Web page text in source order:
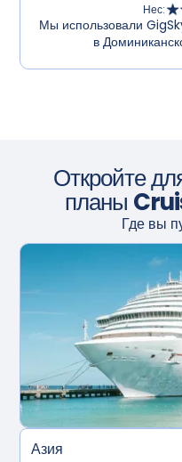
Нес:
Мы использовали
в
Откройте
планы
Где вы
Азия